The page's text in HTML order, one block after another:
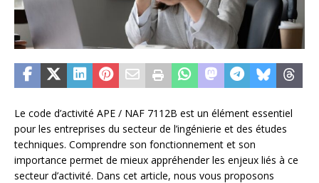
Le code d’activité APE / NAF 7112B est un élément essentiel
pour les entreprises du secteur de l’ingénierie et des études
techniques. Comprendre son fonctionnement et son
importance permet de mieux appréhender les enjeux liés à ce
secteur d’activité. Dans cet article, nous vous proposons